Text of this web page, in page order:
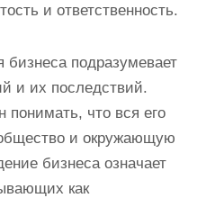
и ответственность.
бизнеса подразумевает
и их последствий.
что вся его
и окружающую
бизнеса означает
как